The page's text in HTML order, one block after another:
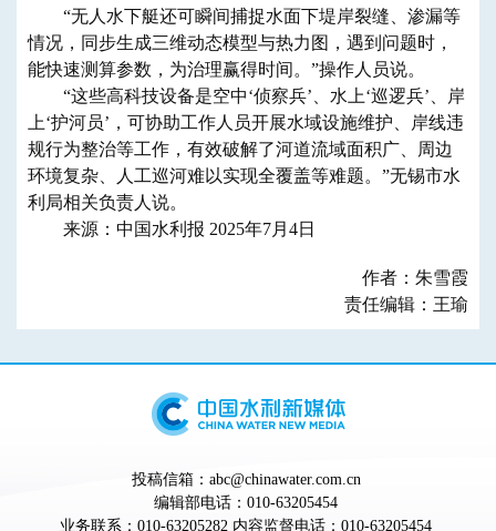
“无人水下艇还可瞬间捕捉水面下堤岸裂缝、渗漏等
情况，同步生成三维动态模型与热力图，遇到问题时，
能快速测算参数，为治理赢得时间。”操作人员说。
“这些高科技设备是空中‘侦察兵’、水上‘巡逻兵’、岸
上‘护河员’，可协助工作人员开展水域设施维护、岸线违
规行为整治等工作，有效破解了河道流域面积广、周边
环境复杂、人工巡河难以实现全覆盖等难题。”无锡市水
利局相关负责人说。
来源：中国水利报 2025年7月4日
作者：朱雪霞
责任编辑：王瑜
投稿信箱：abc@chinawater.com.cn
编辑部电话：010-63205454
业务联系：010-63205282 内容监督电话：010-63205454